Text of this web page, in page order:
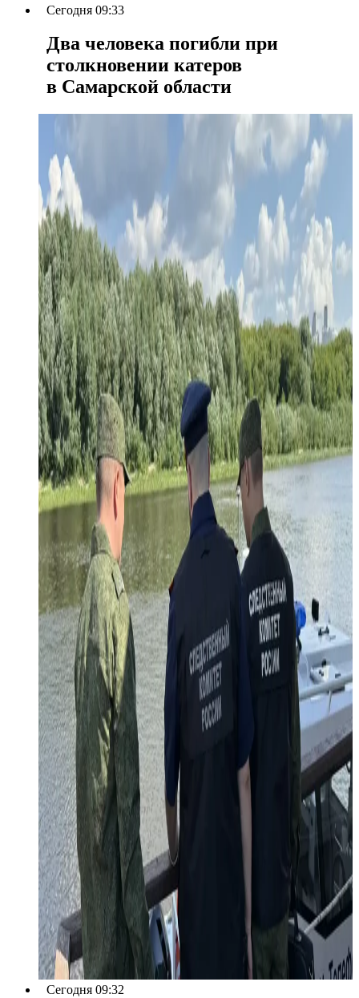
Сегодня 09:33
Два человека погибли при
столкновении катеров
в Самарской области
Сегодня 09:32